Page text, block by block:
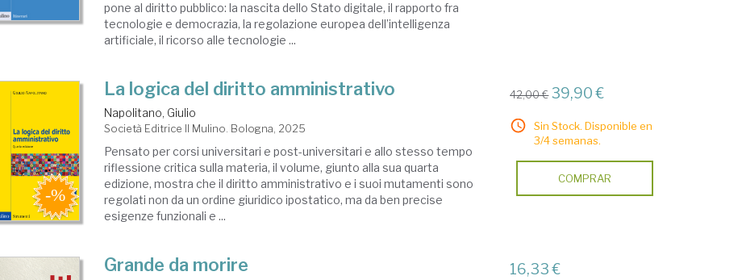
pone al diritto pubblico: la nascita dello Stato digitale, il rapporto fra
tecnologie e democrazia, la regolazione europea dell’intelligenza
artificiale, il ricorso alle tecnologie ...
La logica del diritto amministrativo
Napolitano, Giulio
Società Editrice Il Mulino. Bologna, 2025
Pensato per corsi universitari e post-universitari e allo stesso tempo
riflessione critica sulla materia, il volume, giunto alla sua quarta
edizione, mostra che il diritto amministrativo e i suoi mutamenti sono
regolati non da un ordine giuridico ipostatico, ma da ben precise
esigenze funzionali e ...
42,00 € 39,90 €
Sin Stock. Disponible en
3/4 semanas.
COMPRAR
Grande da morire 16,33 €